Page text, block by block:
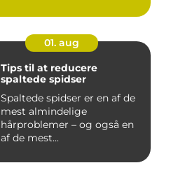
01. aug
Tips til at reducere
spaltede spidser
Spaltede spidser er en af de
mest almindelige
hårproblemer – og også en
af de mest...